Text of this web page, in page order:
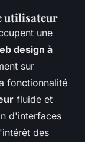
utilisateur
une
design à
sur
fonctionnalité
fluide et
d'interfaces
des